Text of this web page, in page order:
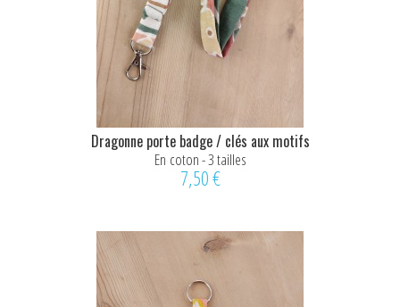
Dragonne porte badge / clés aux motifs
abstraits
En coton - 3 tailles
7,50 €